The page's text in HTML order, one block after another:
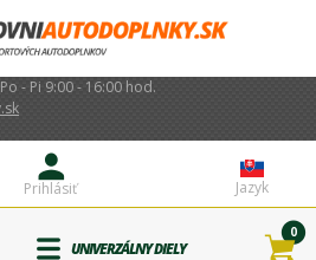
- Pi 9:00 - 16:00 hod.
Jazyk
Prihlásiť
UNIVERZÁLNY DIELY
0